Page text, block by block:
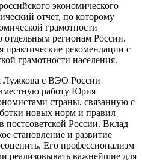
экономического
отчет, по которому
грамотности
отдельным регионам России.
практические рекомендации с
грамотности населения.
Лужкова с ВЭО России
работу Юрия
страны, связанную с
новых норм и правил
постсоветской России. Вклад
становление и развитие
Его профессионализм
реализовывать важнейшие для